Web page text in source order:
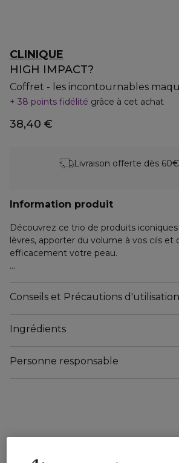
CLINIQUE
HIGH IMPACT?
Coffret - les incontournables
38 points fidélité grâce à cet achat
38,40 €
Livraison offerte dès 60€
Information produit
Découvrez ce trio de produits
lèvres, apporter du volume à vos cils et
efficacement votre peau.
- High Impact Mascara Impact Optimal
Un effet spectaculaire instantané pour
Le baume à lèvres iconique Clinique
unique. A mi-chemin entre le rouge à
Conseils et Précautions d'utilisation
Ingrédients
Personne responsable